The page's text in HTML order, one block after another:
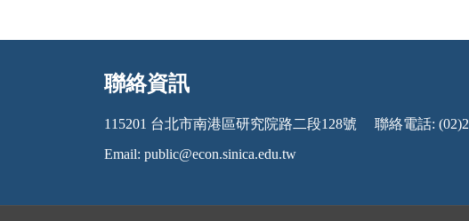
:::
聯絡資訊
115201 台北市南港區研究院路二段128號 聯絡電話:
Email: public@econ.sinica.edu.tw